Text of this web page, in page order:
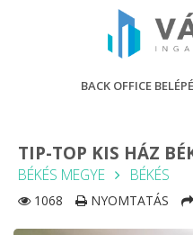
BACK OFFICE
TIP-TOP KIS HÁZ
BÉKÉS MEGYE BÉKÉS
1068 NYOMTATÁS